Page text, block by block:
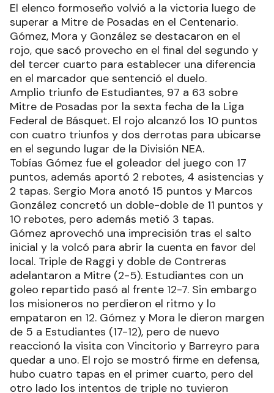
El elenco formoseño volvió a la victoria luego de
superar a Mitre de Posadas en el Centenario.
Gómez, Mora y González se destacaron en el
rojo, que sacó provecho en el final del segundo y
del tercer cuarto para establecer una diferencia
en el marcador que sentenció el duelo.
Amplio triunfo de Estudiantes, 97 a 63 sobre
Mitre de Posadas por la sexta fecha de la Liga
Federal de Básquet. El rojo alcanzó los 10 puntos
con cuatro triunfos y dos derrotas para ubicarse
en el segundo lugar de la División NEA.
Tobías Gómez fue el goleador del juego con 17
puntos, además aportó 2 rebotes, 4 asistencias y
2 tapas. Sergio Mora anotó 15 puntos y Marcos
González concretó un doble-doble de 11 puntos y
10 rebotes, pero además metió 3 tapas.
Gómez aprovechó una imprecisión tras el salto
inicial y la volcó para abrir la cuenta en favor del
local. Triple de Raggi y doble de Contreras
adelantaron a Mitre (2-5). Estudiantes con un
goleo repartido pasó al frente 12-7. Sin embargo
los misioneros no perdieron el ritmo y lo
empataron en 12. Gómez y Mora le dieron margen
de 5 a Estudiantes (17-12), pero de nuevo
reaccionó la visita con Vincitorio y Barreyro para
quedar a uno. El rojo se mostró firme en defensa,
hubo cuatro tapas en el primer cuarto, pero del
otro lado los intentos de triple no tuvieron